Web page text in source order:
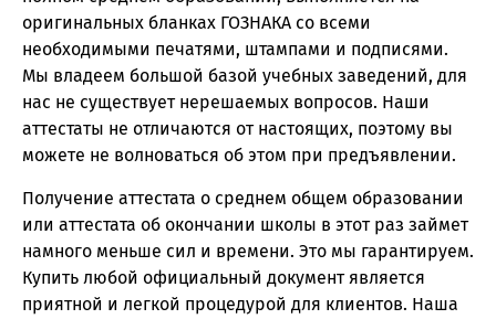
оригинальных бланках ГОЗНАКА со всеми
необходимыми печатями, штампами и подписями.
Мы владеем большой базой учебных заведений, для
нас не существует нерешаемых вопросов. Наши
аттестаты не отличаются от настоящих, поэтому вы
можете не волноваться об этом при предъявлении.
Получение аттестата о среднем общем образовании
или аттестата об окончании школы в этот раз займет
намного меньше сил и времени. Это мы гарантируем.
Купить любой официальный документ является
приятной и легкой процедурой для клиентов. Наша